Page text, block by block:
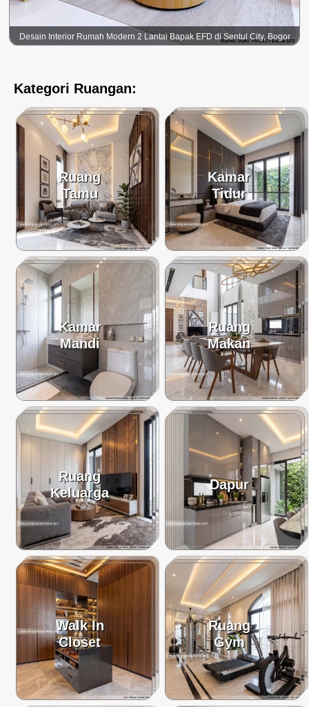
Desain Interior Rumah Modern 2 Lantai Bapak EFD di Sentul City, Bogor
Kategori Ruangan:
Ruang
Tamu
Kamar
Tidur
Kamar
Mandi
Ruang
Makan
Ruang
Keluarga
Dapur
Walk In
Closet
Ruang
Gym